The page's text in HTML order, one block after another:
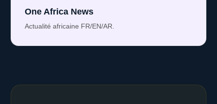
One Africa News
Actualité africaine FR/EN/AR.